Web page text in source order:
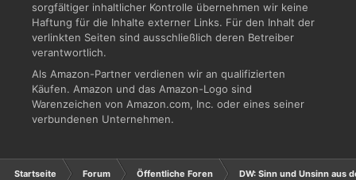
sorgfältiger inhaltlicher Kontrolle übernehmen wir keine
Haftung für die Inhalte externer Links. Für den Inhalt der
verlinkten Seiten sind ausschließlich deren Betreiber
verantwortlich.
Als Amazon-Partner verdienen wir an qualifizierten
Käufen. Amazon und das Amazon-Logo sind
Warenzeichen von Amazon.com, Inc. oder eines seiner
verbundenen Unternehmen.
Startseite Forum Öffentliche Foren DW: Sinn und Unsinn aus